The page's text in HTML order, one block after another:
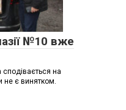
№10 вже
на
не є винятком.